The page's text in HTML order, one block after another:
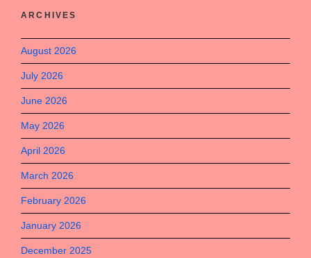
ARCHIVES
August 2026
July 2026
June 2026
May 2026
April 2026
March 2026
February 2026
January 2026
December 2025